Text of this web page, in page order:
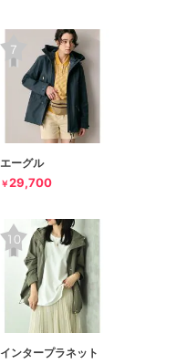
エーグル
￥29,700
インタープラネット